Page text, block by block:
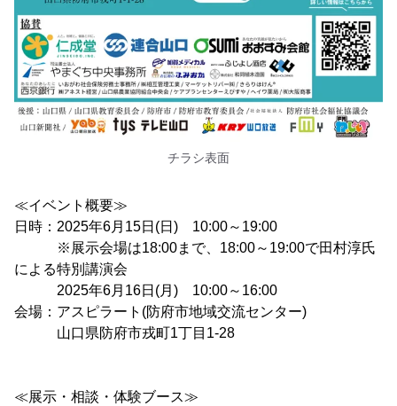
チラシ表面
≪イベント概要≫
日時：2025年6月15日(日) 10:00～19:00
※展示会場は18:00まで、18:00～19:00で田村淳氏
による特別講演会
2025年6月16日(月) 10:00～16:00
会場：アスピラート(防府市地域交流センター)
山口県防府市戎町1丁目1-28
≪展示・相談・体験ブース≫